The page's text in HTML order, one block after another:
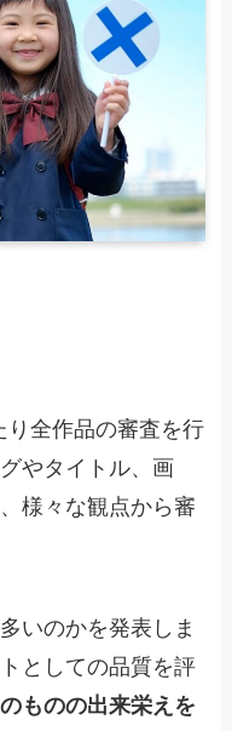
り全作品の審査を行
やタイトル、画
様々な観点から審
いのかを発表しま
としての品質を評
ものの出来栄えを